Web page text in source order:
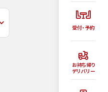
受付・予約
お持ち帰り
デリバリー